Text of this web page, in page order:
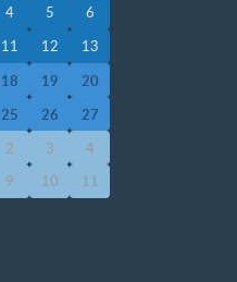
4 5
6
11 12
13
18 19
20
25 26
27
2 3
4
9 10 11